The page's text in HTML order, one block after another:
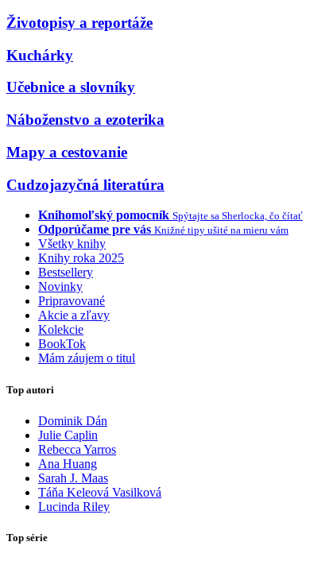
Životopisy a reportáže
Kuchárky
Učebnice a slovníky
Náboženstvo a ezoterika
Mapy a cestovanie
Cudzojazyčná literatúra
Knihomoľský pomocník Spýtajte sa Sherlocka, čo čítať
Odporúčame pre vás Knižné tipy ušité na mieru vám
Všetky knihy
Knihy roka 2025
Bestsellery
Novinky
Pripravované
Akcie a zľavy
Kolekcie
BookTok
Mám záujem o titul
Top autori
Dominik Dán
Julie Caplin
Rebecca Yarros
Ana Huang
Sarah J. Maas
Táňa Keleová Vasilková
Lucinda Riley
Top série